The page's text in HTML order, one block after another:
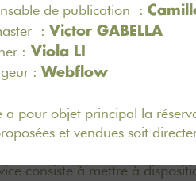
de publication :
:Victor GABELLA
: Viola LI
:Webflow
a pour objet principal la
et vendues soit
consiste à mettre à